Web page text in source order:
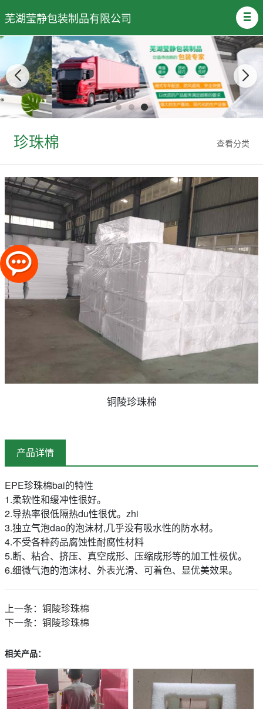
芜湖莹静包装制品有限公司
查看分类
珍珠棉
铜陵珍珠棉
产品详情
EPE珍珠棉bai的特性
1.柔软性和缓冲性很好。
2.导热率很低隔热du性很优。zhi
3.独立气泡dao的泡沫材,几乎没有吸水性的防水材。
4.不受各种药品腐蚀性耐腐性材料
5.断、粘合、挤压、真空成形、压缩成形等的加工性极优。
6.细微气泡的泡沫材、外表光滑、可着色、显优美效果。
上一条： 铜陵珍珠棉
下一条： 铜陵珍珠棉
相关产品：